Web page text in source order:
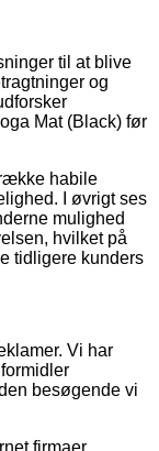
til at blive
og
Mat (Black) før
habile
I øvrigt ses
mulighed
hvilket på
tidligere kunders
Vi har
besøgende vi
firmaer